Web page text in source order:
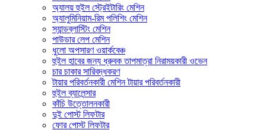
অ্যালয় হুইল স্ট্রেইটারিং মেশিন
অ্যালুমিনিয়াম-রিম পলিশিং মেশিন
স্যান্ডব্লাস্টিং মেশিন
পাউডার লেপ মেশিন
ধুলো অপসারণ ওয়ার্কবেঞ্চ
হুইল হাবের জন্য ধ্রুবক তাপমাত্রা নিরাময়কারী ওভেন
চার চাকার সারিবদ্ধকরণ
টায়ার পরিবর্তনকারী মেশিন টায়ার পরিবর্তনকারী
হুইল ব্যালেন্সার
কাঁচি উত্তোলনকারী
দুই পোস্ট লিফটার
ফোর পোস্ট লিফটার